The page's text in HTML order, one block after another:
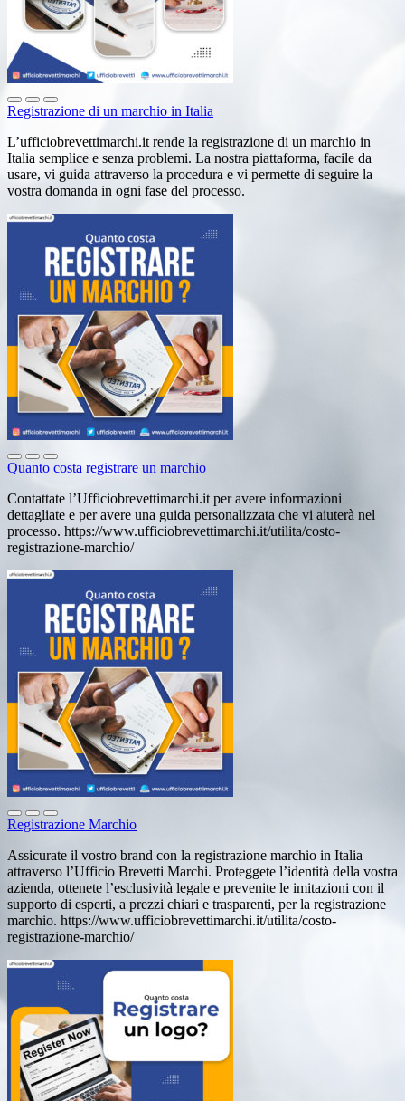
Registrazione di un marchio in Italia
L’ufficiobrevettimarchi.it rende la registrazione di un marchio in
Italia semplice e senza problemi. La nostra piattaforma, facile da
usare, vi guida attraverso la procedura e vi permette di seguire la
vostra domanda in ogni fase del processo.
Quanto costa registrare un marchio
Contattate l’Ufficiobrevettimarchi.it per avere informazioni
dettagliate e per avere una guida personalizzata che vi aiuterà nel
processo. https://www.ufficiobrevettimarchi.it/utilita/costo-
registrazione-marchio/
Registrazione Marchio
Assicurate il vostro brand con la registrazione marchio in Italia
attraverso l’Ufficio Brevetti Marchi. Proteggete l’identità della vostra
azienda, ottenete l’esclusività legale e prevenite le imitazioni con il
supporto di esperti, a prezzi chiari e trasparenti, per la registrazione
marchio. https://www.ufficiobrevettimarchi.it/utilita/costo-
registrazione-marchio/